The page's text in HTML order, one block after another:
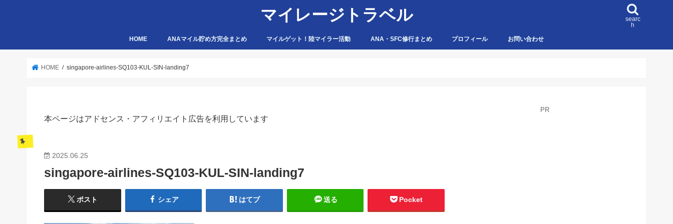
マイレージトラベル
searc
h
HOME ANAマイル貯め方完全まとめ マイルゲット！陸マイラー活動 ANA・SFC修行まとめ プロフィール お問い合わせ
HOME singapore-airlines-SQ103-KUL-SIN-landing7
本ページはアドセンス・アフィリエイト広告を利用しています
2025.06.25
singapore-airlines-SQ103-KUL-SIN-landing7
ポスト シェア はてブ 送る Pocket
PR